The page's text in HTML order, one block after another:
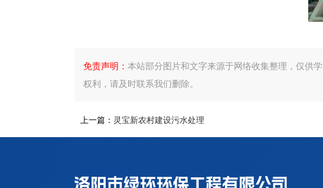
免责声明： 本站部分图片和文字来源于网络收集整理，仅供
权利，请及时联系我们删除。
上一篇： 灵宝新农村建设污水处理